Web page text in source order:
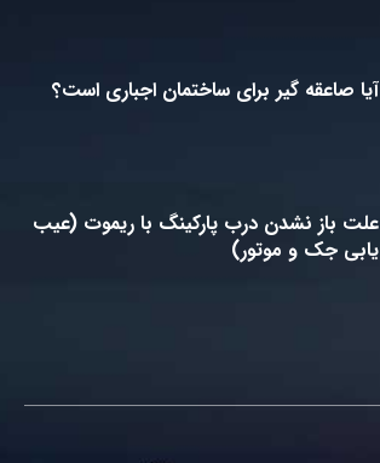
آیا صاعقه گیر برای ساختمان اجباری است؟
علت باز نشدن درب پارکینگ با ریموت (عیب
یابی جک و موتور)